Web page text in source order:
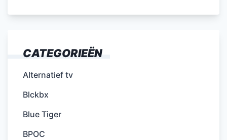
CATEGORIEËN
Alternatief tv
Blckbx
Blue Tiger
BPOC